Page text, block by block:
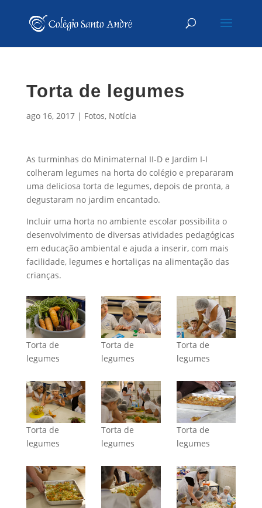
Torta de legumes
ago 16, 2017| Fotos, Notícia
As turminhas do Minimaternal II-D e Jardim I-I
colheram legumes na horta do colégio e prepararam
uma deliciosa torta de legumes, depois de pronta, a
degustaram no jardim encantado.
Incluir uma horta no ambiente escolar possibilita o
desenvolvimento de diversas atividades pedagógicas
em educação ambiental e ajuda a inserir, com mais
facilidade, legumes e hortaliças na alimentação das
crianças.
Torta de
legumes
Torta de
legumes
Torta de
legumes
Torta de
legumes
Torta de
legumes
Torta de
legumes